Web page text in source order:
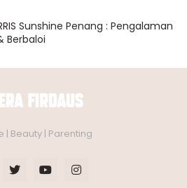
Sunshine Penang : Pengalaman
Berbaloi
| Beauty | Parenting